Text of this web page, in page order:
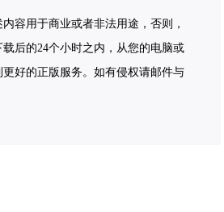
容用于商业或者非法用途，否则，
后的24个小时之内，从您的电脑或
好的正版服务。如有侵权请邮件与